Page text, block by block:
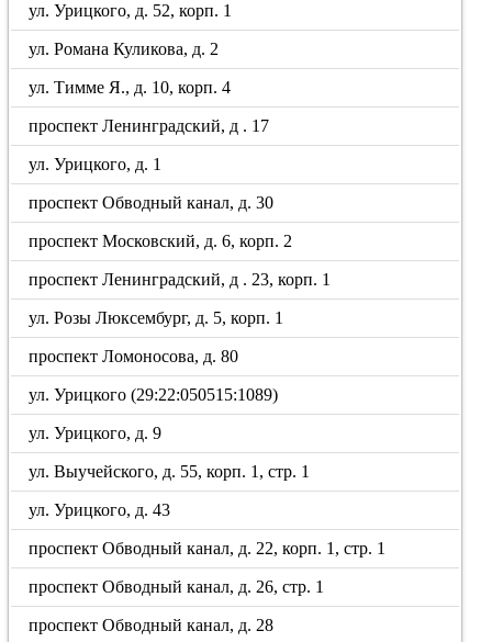
ул. Урицкого, д. 52, корп. 1
ул. Романа Куликова, д. 2
ул. Тимме Я., д. 10, корп. 4
проспект Ленинградский, д . 17
ул. Урицкого, д. 1
проспект Обводный канал, д. 30
проспект Московский, д. 6, корп. 2
проспект Ленинградский, д . 23, корп. 1
ул. Розы Люксембург, д. 5, корп. 1
проспект Ломоносова, д. 80
ул. Урицкого (29:22:050515:1089)
ул. Урицкого, д. 9
ул. Выучейского, д. 55, корп. 1, стр. 1
ул. Урицкого, д. 43
проспект Обводный канал, д. 22, корп. 1, стр. 1
проспект Обводный канал, д. 26, стр. 1
проспект Обводный канал, д. 28